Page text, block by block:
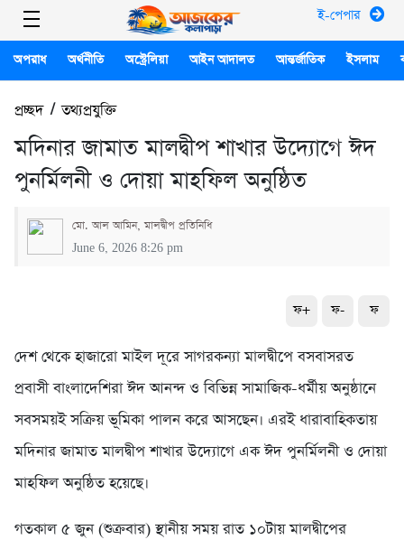
ই-পেপার
অপরাধ অর্থনীতি অস্ট্রেলিয়া আইন আদালত আন্তর্জাতিক ইসলাম
প্রচ্ছদ/তথ্যপ্রযুক্তি
মদিনার জামাত মালদ্বীপ শাখার উদ্যোগে ঈদ
পুনর্মিলনী ও দোয়া মাহফিল অনুষ্ঠিত
মো. আল আমিন, মালদ্বীপ প্রতিনিধি
June 6, 2026 8:26 pm
ফ+ ফ- ফ
দেশ থেকে হাজারো মাইল দূরে সাগরকন্যা মালদ্বীপে বসবাসরত
প্রবাসী বাংলাদেশিরা ঈদ আনন্দ ও বিভিন্ন সামাজিক-ধর্মীয় অনুষ্ঠানে
সবসময়ই সক্রিয় ভূমিকা পালন করে আসছেন। এরই ধারাবাহিকতায়
মদিনার জামাত মালদ্বীপ শাখার উদ্যোগে এক ঈদ পুনর্মিলনী ও দোয়া
মাহফিল অনুষ্ঠিত হয়েছে।
গতকাল ৫ জুন (শুক্রবার) স্থানীয় সময় রাত ১০টায় মালদ্বীপের